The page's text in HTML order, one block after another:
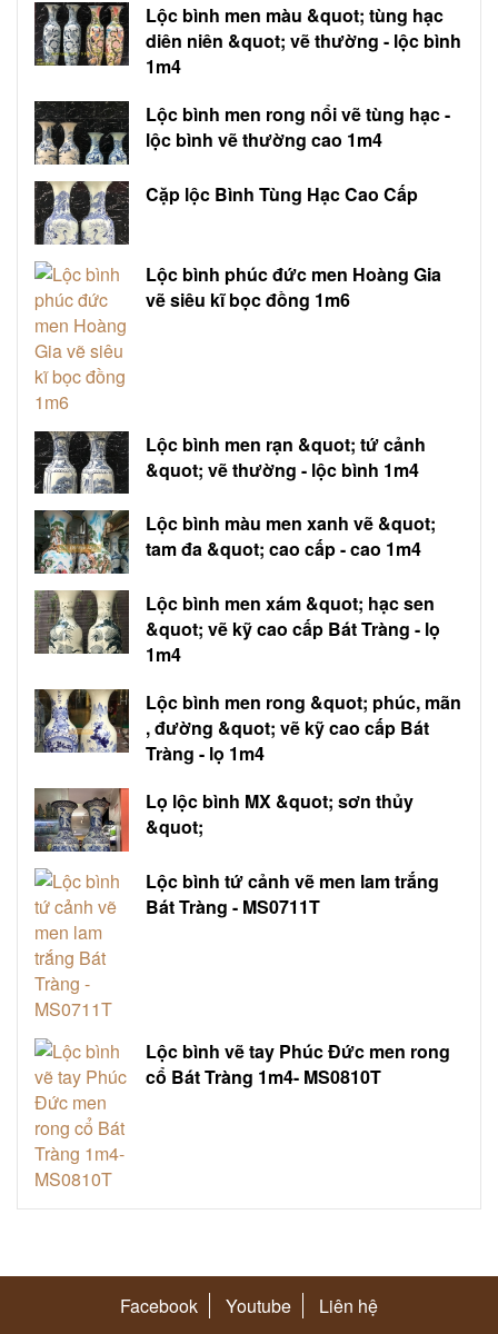
Lộc bình men màu &quot; tùng hạc
diên niên &quot; vẽ thường - lộc bình
1m4
Lộc bình men rong nổi vẽ tùng hạc -
lộc bình vẽ thường cao 1m4
Cặp lộc Bình Tùng Hạc Cao Cấp
Lộc bình phúc đức men Hoàng Gia
vẽ siêu kĩ bọc đồng 1m6
Lộc bình men rạn &quot; tứ cảnh
&quot; vẽ thường - lộc bình 1m4
Lộc bình màu men xanh vẽ &quot;
tam đa &quot; cao cấp - cao 1m4
Lộc bình men xám &quot; hạc sen
&quot; vẽ kỹ cao cấp Bát Tràng - lọ
1m4
Lộc bình men rong &quot; phúc, mãn
, đường &quot; vẽ kỹ cao cấp Bát
Tràng - lọ 1m4
Lọ lộc bình MX &quot; sơn thủy
&quot;
Lộc bình tứ cảnh vẽ men lam trắng
Bát Tràng - MS0711T
Lộc bình vẽ tay Phúc Đức men rong
cổ Bát Tràng 1m4- MS0810T
Facebook Youtube Liên hệ